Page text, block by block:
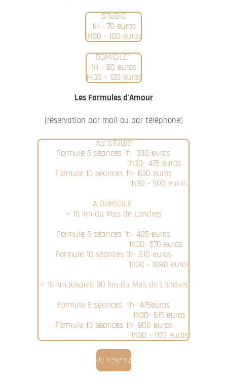
STUDIO
1H - 70 euros
1H30 - 100 euros
DOMICILE*
1H - 90 euros
1H30 - 120 euros
Les Formules d'Amour
(réservation par mail ou par téléphone)
Au STUDIO
Formule 5 séances 1h- 330 euros
1h30- 475 euros
Formule 10 séances 1h- 630 euros
1h30 - 900 euros
A DOMICILE
< 15 km du Mas de Londres
Formule 5 séances 1h- 425 euros
1h30- 570 euros
Formule 10 séances 1h- 810 euros
1h30 - 1080 euros
> 15 km jusqu'à 30 km du Mas de Londres
Formule 5 séances 1h- 475euros
1h30- 615 euros
Formule 10 séances 1h- 900 euros
1h30 - 1170 euros
Je réserve